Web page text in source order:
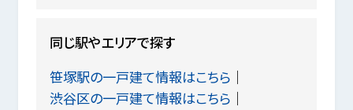
同じ駅やエリアで探す
笹塚駅の一戸建て情報はこちら
渋谷区の一戸建て情報はこちら